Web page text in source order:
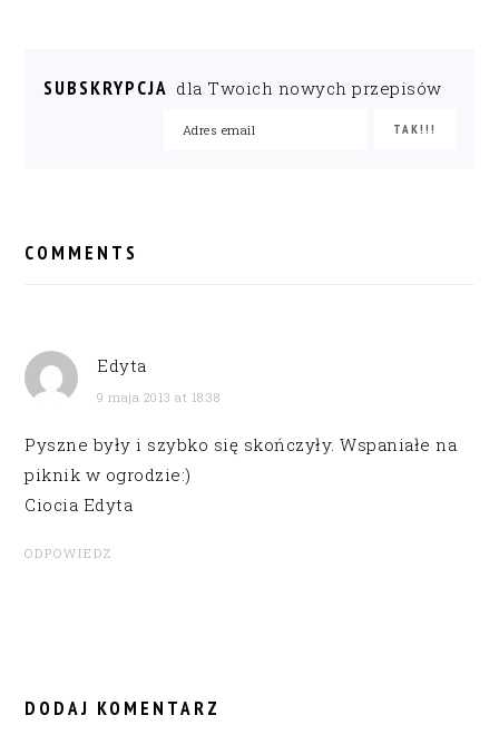
SUBSKRYPCJA dla Twoich nowych przepisów
INTERACTIONS
COMMENTS
Edyta
9 maja 2013 at 18:38
Pyszne były i szybko się skończyły. Wspaniałe na
piknik w ogrodzie:)
Ciocia Edyta
ODPOWIEDZ
DODAJ KOMENTARZ